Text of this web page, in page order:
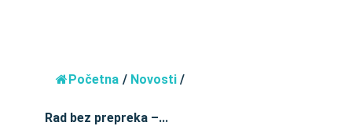
Početna / Novosti /
Rad bez prepreka –...